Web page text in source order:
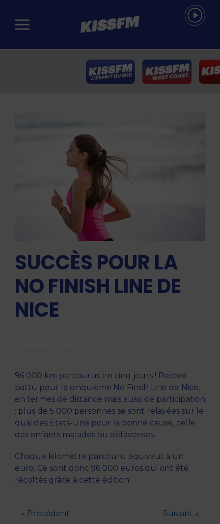
Passer au contenu principal
SUCCÈS POUR LA
NO FINISH LINE DE
NICE
96 000 km parcourus en cinq jours ! Record
battu pour la cinquième No Finish Line de Nice,
en termes de distance mais aussi de participation
: plus de 5 000 personnes se sont relayées sur le
quai des Etats-Unis pour la bonne cause, celle
des enfants malades ou défavorises.
Chaque kilomètre parcouru équivaut à un
euro. Ce sont donc 96 000 euros qui ont été
récoltés grâce à cette édition.
« Précédent Suivant »